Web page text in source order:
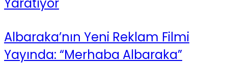
Yaratıyor
Albaraka’nın Yeni Reklam Filmi
Yayında: “Merhaba Albaraka”